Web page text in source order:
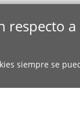
respecto
siempre se